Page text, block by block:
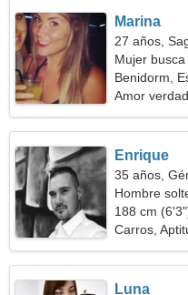
Marina
27 años,
Mujer
Benidorm,
Amor
Enrique
35 años,
Hombre
188 cm
Carros,
Luna